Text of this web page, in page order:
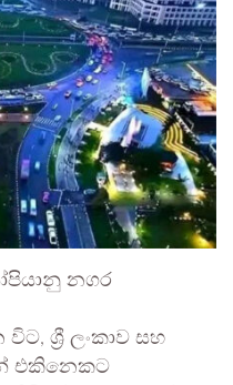
නගර
ශ්‍රී ලංකාව සහ
එකිනෙකට